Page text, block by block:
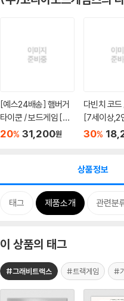
[예스24배송] 햄버거
타이쿤 / 보드게임 [만
6세...
20% 31,200원
다빈치 코
[7세이상,2
30%
상품정보
태그 제품소개 관련분
이 상품의 태그
#그래비트랙스 #트랙게임 #